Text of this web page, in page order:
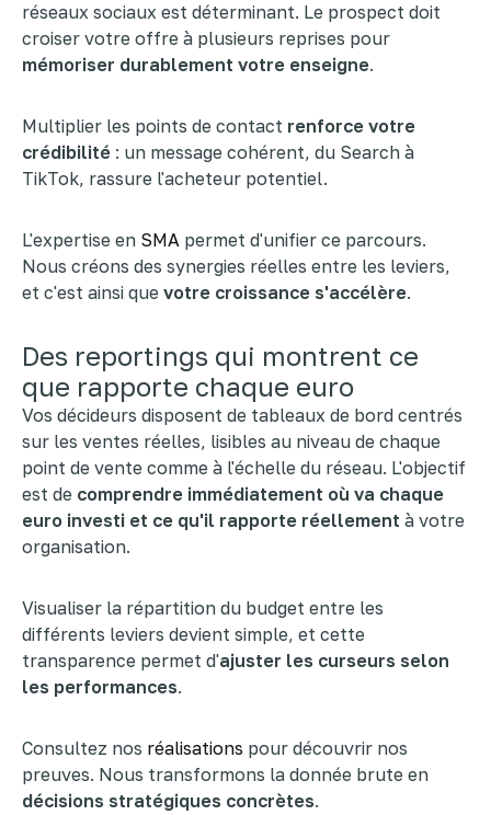
réseaux sociaux est déterminant. Le prospect doit
croiser votre offre à plusieurs reprises pour
mémoriser durablement votre enseigne.
Multiplier les points de contact renforce votre
crédibilité : un message cohérent, du Search à
TikTok, rassure l'acheteur potentiel.
L'expertise en SMA permet d'unifier ce parcours.
Nous créons des synergies réelles entre les leviers,
et c'est ainsi que votre croissance s'accélère.
Des reportings qui montrent ce
que rapporte chaque euro
Vos décideurs disposent de tableaux de bord centrés
sur les ventes réelles, lisibles au niveau de chaque
point de vente comme à l'échelle du réseau. L'objectif
est de comprendre immédiatement où va chaque
euro investi et ce qu'il rapporte réellement à votre
organisation.
Visualiser la répartition du budget entre les
différents leviers devient simple, et cette
transparence permet d'ajuster les curseurs selon
les performances.
Consultez nos réalisations pour découvrir nos
preuves. Nous transformons la donnée brute en
décisions stratégiques concrètes.